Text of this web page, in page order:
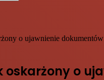
o ujawnienie
oskarżony o